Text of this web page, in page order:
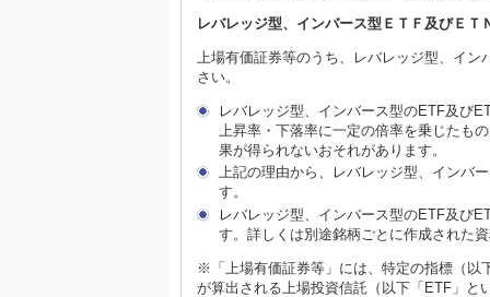
レバレッジ型、インバース型ＥＴＦ及びＥＴ
上場有価証券等のうち、レバレッジ型、イ
さい。
レバレッジ型、インバース型のETF及び
上昇率・下落率に一定の倍率を乗じたも
果が得られないおそれがあります。
上記の理由から、レバレッジ型、インバ
す。
レバレッジ型、インバース型のETF及び
す。詳しくは別途銘柄ごとに作成された
※「上場有価証券等」には、特定の指標（以
が算出される上場投資信託（以下「ETF」と